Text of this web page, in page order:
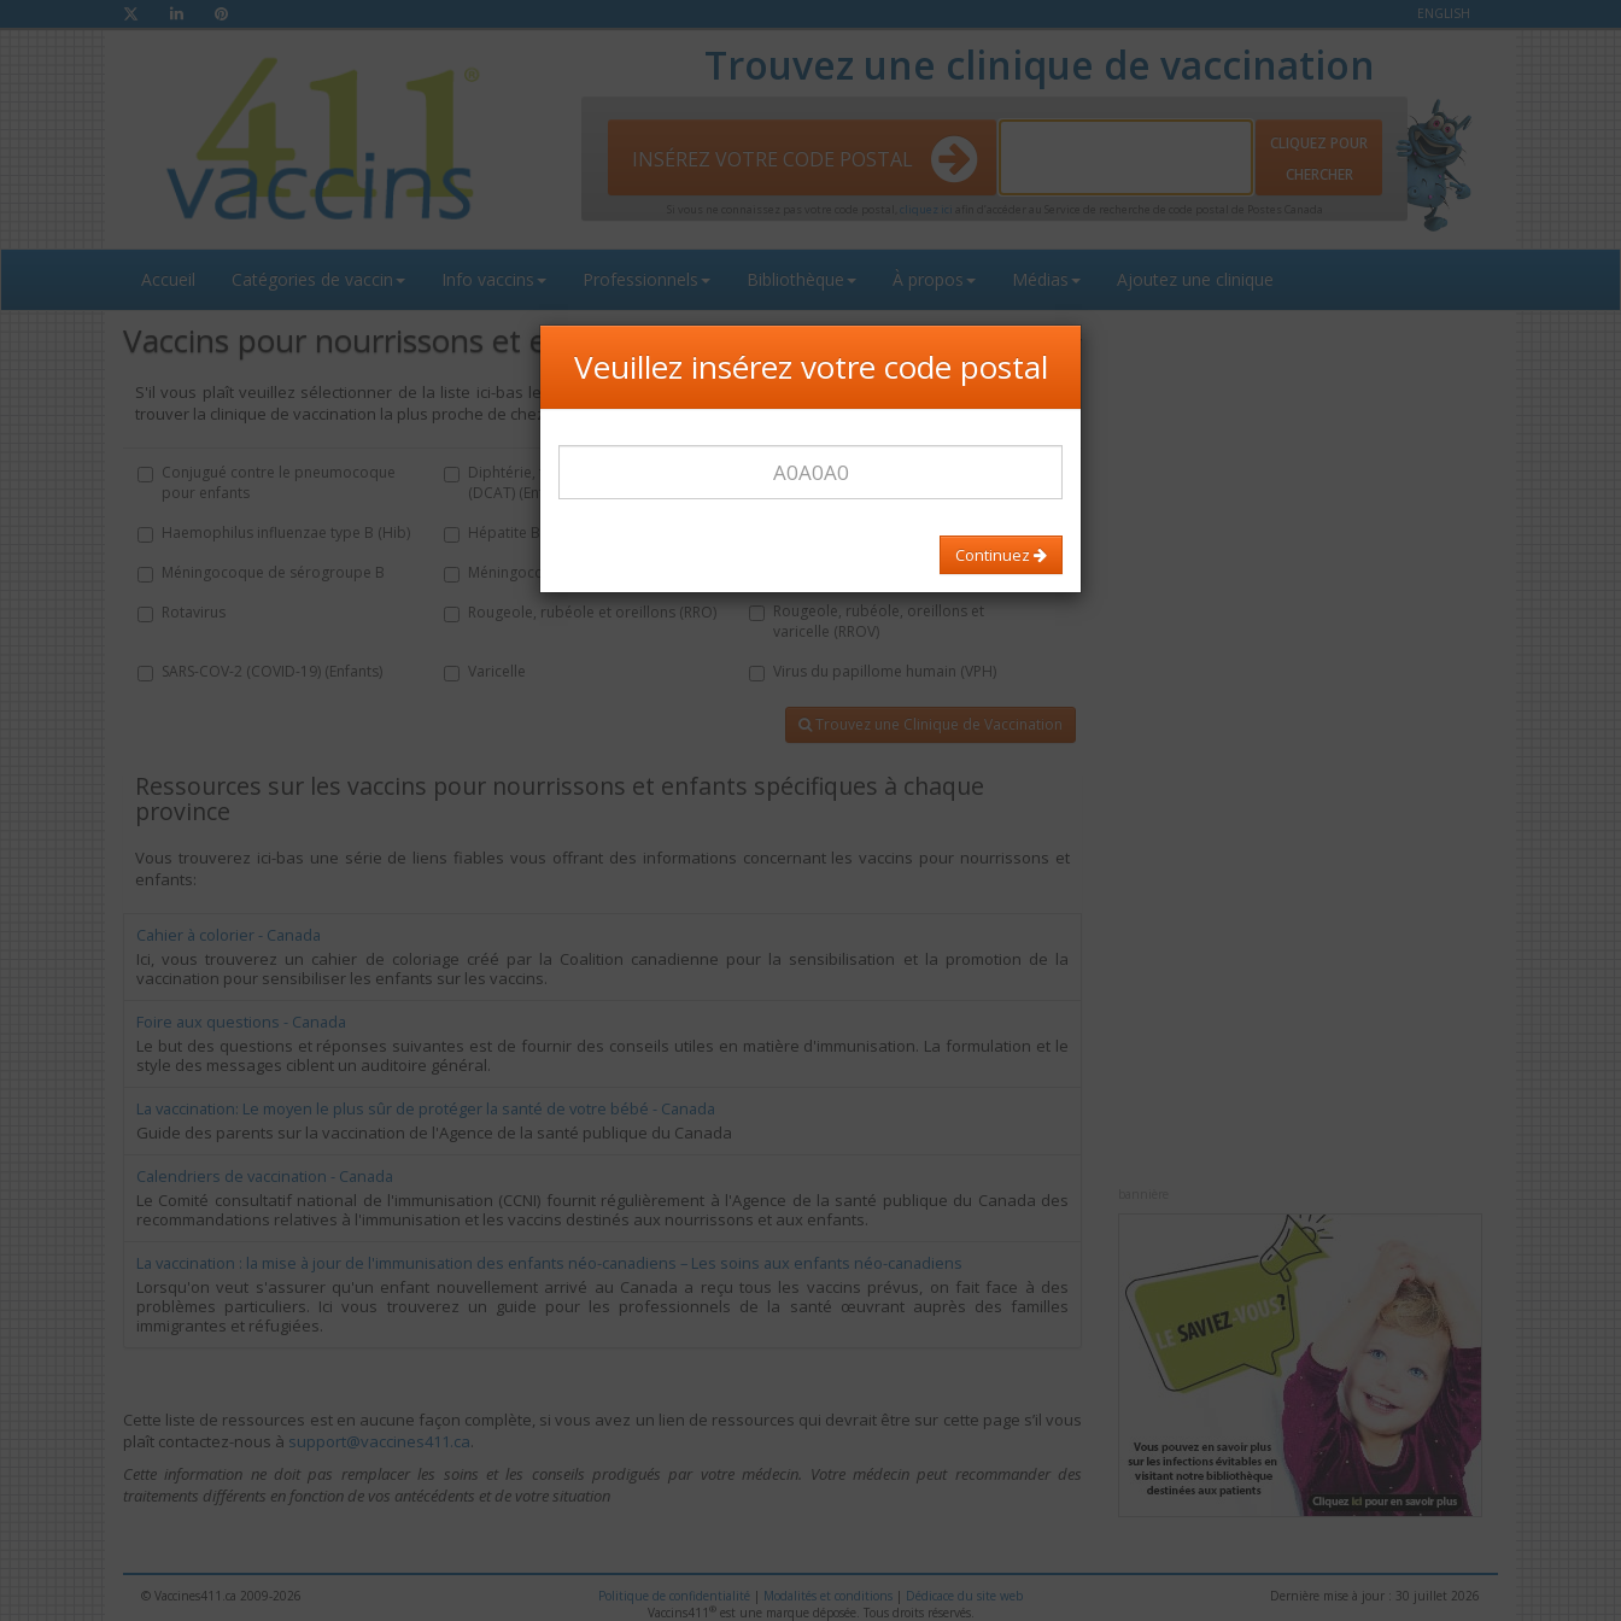
ENGLISH
Trouvez une clinique de vaccination
INSÉREZ VOTRE CODE POSTAL
Si vous ne connaissez pas votre code postal,cliquez ici
Accueil Catégories de vaccin Info vaccins Professionnels Bibliothèque À propos Médias Ajoutez une clinique
Imprimer
Vaccins pour nourrissons et enfants
S'il vous plaît veuillez sélectionner de la liste ici-bas le(s) vaccin(s) que vous souhaitez recevoir et cliquez sur le bouton pour
trouver la clinique de vaccination la plus proche de chez vous.
Conjugué contre le pneumocoque
pour enfants
Diphtérie, tétanos et coqueluche
(DCAT) (Enfants)
Grippe
Haemophilus influenzae type B (Hib) Hépatite B
Méningocoque (A, C, Y, W135) conjugué
Méningocoque de sérogroupe B
Méningocoque du groupe C conjugué
Rotavirus
Rougeole, rubéole et oreillons (RRO)
Rougeole, rubéole, oreillons et
varicelle (RROV)
SARS-COV-2 (COVID-19) (Enfants)
Varicelle Virus du papillome humain (VPH)
Trouvez une Clinique de Vaccination
Ressources sur les vaccins pour nourrissons et enfants spécifiques à chaque
province
Vous trouverez ici-bas une série de liens fiables vous offrant des informations concernant lesvaccins pour nourrissons et
enfants:
Cahier à colorier - Canada
Ici, vous trouverez un cahier de coloriage créé par la Coalition canadienne pour la sensibilisation et la promotion de la
vaccination pour sensibiliser les enfants sur les vaccins.
Foire aux questions - Canada
Le but des questions et réponses suivantes est de fournir des conseils utiles en matière d'immunisation. La formulation et le
style des messages ciblent un auditoire général.
La vaccination: Le moyen le plus sûr de protéger la santé de votre bébé - Canada
Guide des parents sur la vaccination de l'Agence de la santé publique du Canada
Calendriers de vaccination - Canada
Le Comité consultatif national de l'immunisation (CCNI) fournit régulièrement à l'Agence de la santé publique du Canada des
recommandations relatives à l'immunisation et les vaccins destinés aux nourrissons et aux enfants.
La vaccination : la mise à jour de l'immunisation des enfants néo-canadiens – Les soins aux enfants néo-canadiens
Lorsqu'on veut s'assurer qu'un enfant nouvellement arrivé au Canada a reçu tous les vaccins prévus, on fait face à des
problèmes particuliers. Ici vous trouverez un guide pour les professionnels de la santé œuvrant auprès des familles
immigrantes et réfugiées.
Cette liste de ressources est en aucune façon complète, si vous avez un lien de ressources qui devrait être sur cette page s’il vous
plaît contactez-nous à ac.114seniccav@troppus.
Cette information ne doit pas remplacer les soins et les conseils prodigués par votre médecin. Votre médecin peut recommander des
traitements différents en fonction de vos antécédents et de votre situation
Veuillez insérez votre code postal
Continuez
© Vaccines411.ca 2009-2026 Politique de confidentialité | Modalités et conditions | Dédicace du site web
Vaccins411 ®est une marque déposée. Tous droits réservés.
Dernière mise à jour : 30 juillet 2026